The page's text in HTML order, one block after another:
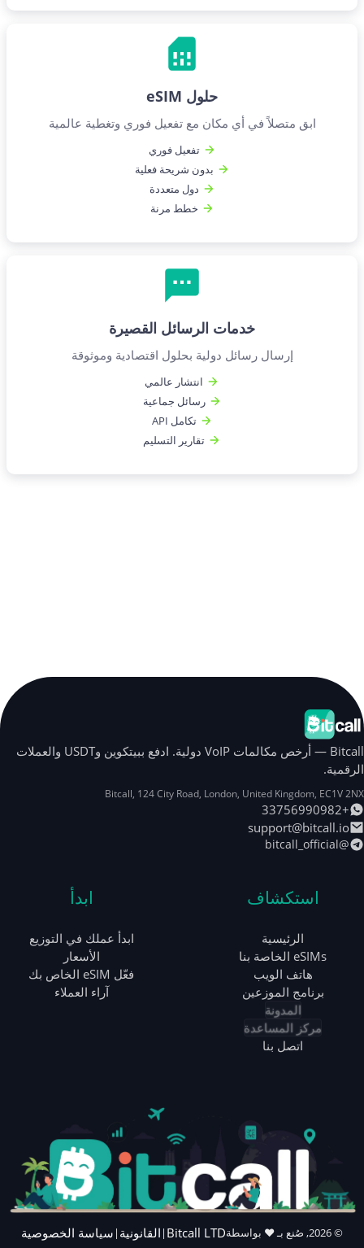
حلول eSIM
ابق متصلاً في أي مكان مع تفعيل فوري وتغطية عالمية
تفعيل فوري
بدون شريحة فعلية
دول متعددة
خطط مرنة
خدمات الرسائل القصيرة
إرسال رسائل دولية بحلول اقتصادية وموثوقة
انتشار عالمي
رسائل جماعية
تكامل API
تقارير التسليم
Bitcall — أرخص مكالمات VoIP دولية. ادفع ببيتكوين وUSDT والعملات
الرقمية.
Bitcall, 124 City Road, London, United Kingdom, EC1V 2NX
+33756990982
support@bitcall.io
@bitcall_official
استكشاف
الرئيسية
eSIMs الخاصة بنا
هاتف الويب
برنامج الموزعين
المدونة
مركز المساعدة
اتصل بنا
ابدأ
ابدأ عملك في التوزيع
الأسعار
فعّل eSIM الخاص بك
آراء العملاء
©
2026
, صُنع بـ ❤️ بواسطةBitcall LTD
| القانونية | سياسة الخصوصية